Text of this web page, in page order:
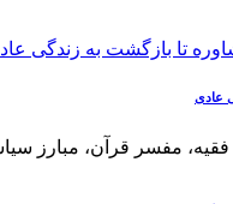
فقیه، مفسر قرآن، مبارز